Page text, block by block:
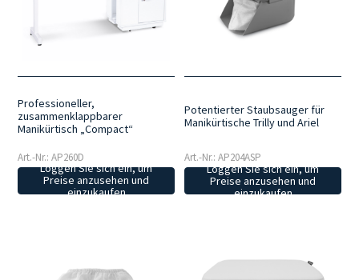
Professioneller,
zusammenklappbarer
Manikürtisch „Compact“
Art.-Nr.: AP260D
Loggen Sie sich ein, um
Preise anzusehen und
einzukaufen
Potentierter Staubsauger für
Manikürtische Trilly und Ariel
Art.-Nr.: AP204ASP
Loggen Sie sich ein, um
Preise anzusehen und
einzukaufen